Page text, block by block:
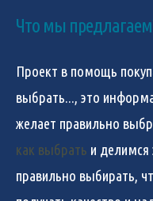
Что мы
Проект в помощь
выбрать..., это
желает правильно
как выбрать и делимся
правильно выбирать,